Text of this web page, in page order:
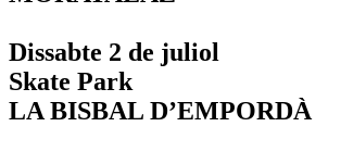
Dissabte 2 de juliol
Skate Park
LA BISBAL D’EMPORDÀ